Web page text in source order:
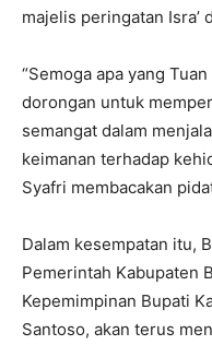
majelis peringatan Isra’
“Semoga apa yang
dorongan untuk
semangat dalam
keimanan terhadap
Syafri membacakan
Dalam kesempatan itu,
Pemerintah Kabupaten
Kepemimpinan Bupati
Santoso, akan terus